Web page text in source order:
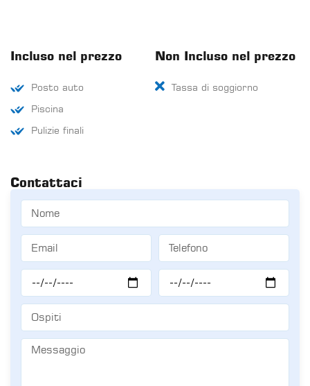
Incluso nel prezzo
Posto auto
Piscina
Pulizie finali
Non Incluso nel prezzo
Tassa di soggiorno
Contattaci